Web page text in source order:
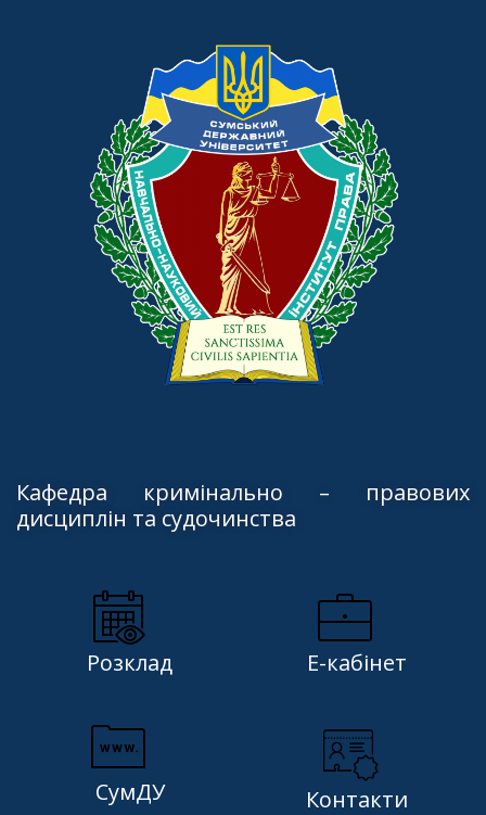
Кафедра кримінально – правових
дисциплін та судочинства
Розклад Е-кабінет
СумДУ Контакти